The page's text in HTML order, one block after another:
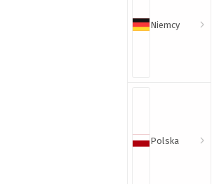
Niemcy
Polska